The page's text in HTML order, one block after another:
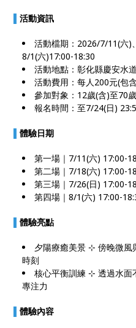
▌活動資訊
活動檔期：2026/7/11(六)
8/1(六)17:00-18:30
活動地點：彰化縣慶安水
活動費用：每人200元(包
參加對象：12歲(含)至70
報名時間：至7/24(日)
▌體驗日期
第一場｜7/11(六) 17:00-
第二場｜7/18(六) 17:00-
第三場｜7/26(日) 17:00-
第四場｜8/1(六) 17:00-
▌體驗亮點
夕陽療癒美景 ⊹ 傍晚微風
時刻
核心平衡訓練 ⊹ 透過水面
專注力
▌體驗內容